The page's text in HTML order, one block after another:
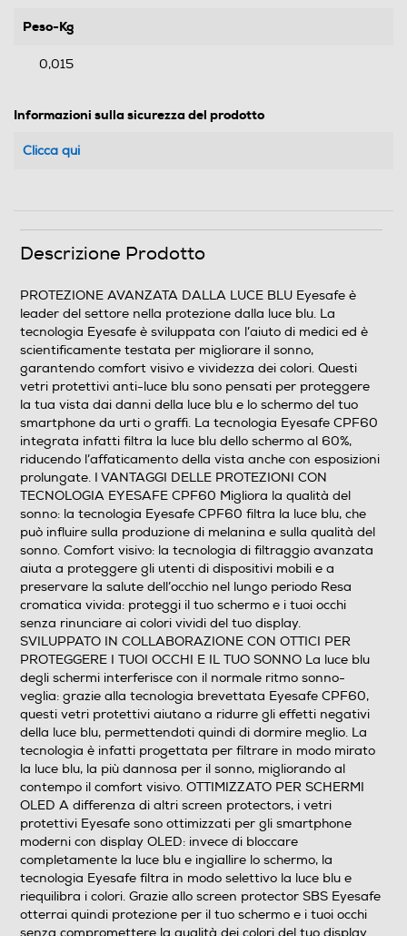
Peso-Kg
0,015
Informazioni sulla sicurezza del prodotto
Clicca qui
Descrizione Prodotto
PROTEZIONE AVANZATA DALLA LUCE BLU Eyesafe è
leader del settore nella protezione dalla luce blu. La
tecnologia Eyesafe è sviluppata con l’aiuto di medici ed è
scientificamente testata per migliorare il sonno,
garantendo comfort visivo e vividezza dei colori. Questi
vetri protettivi anti-luce blu sono pensati per proteggere
la tua vista dai danni della luce blu e lo schermo del tuo
smartphone da urti o graffi. La tecnologia Eyesafe CPF60
integrata infatti filtra la luce blu dello schermo al 60%,
riducendo l’affaticamento della vista anche con esposizioni
prolungate. I VANTAGGI DELLE PROTEZIONI CON
TECNOLOGIA EYESAFE CPF60 Migliora la qualità del
sonno: la tecnologia Eyesafe CPF60 filtra la luce blu, che
può influire sulla produzione di melanina e sulla qualità del
sonno. Comfort visivo: la tecnologia di filtraggio avanzata
aiuta a proteggere gli utenti di dispositivi mobili e a
preservare la salute dell’occhio nel lungo periodo Resa
cromatica vivida: proteggi il tuo schermo e i tuoi occhi
senza rinunciare ai colori vividi del tuo display.
SVILUPPATO IN COLLABORAZIONE CON OTTICI PER
PROTEGGERE I TUOI OCCHI E IL TUO SONNO La luce blu
degli schermi interferisce con il normale ritmo sonno-
veglia: grazie alla tecnologia brevettata Eyesafe CPF60,
questi vetri protettivi aiutano a ridurre gli effetti negativi
della luce blu, permettendoti quindi di dormire meglio. La
tecnologia è infatti progettata per filtrare in modo mirato
la luce blu, la più dannosa per il sonno, migliorando al
contempo il comfort visivo. OTTIMIZZATO PER SCHERMI
OLED A differenza di altri screen protectors, i vetri
protettivi Eyesafe sono ottimizzati per gli smartphone
moderni con display OLED: invece di bloccare
completamente la luce blu e ingiallire lo schermo, la
tecnologia Eyesafe filtra in modo selettivo la luce blu e
riequilibra i colori. Grazie allo screen protector SBS Eyesafe
otterrai quindi protezione per il tuo schermo e i tuoi occhi
senza compromettere la qualità dei colori del tuo display.